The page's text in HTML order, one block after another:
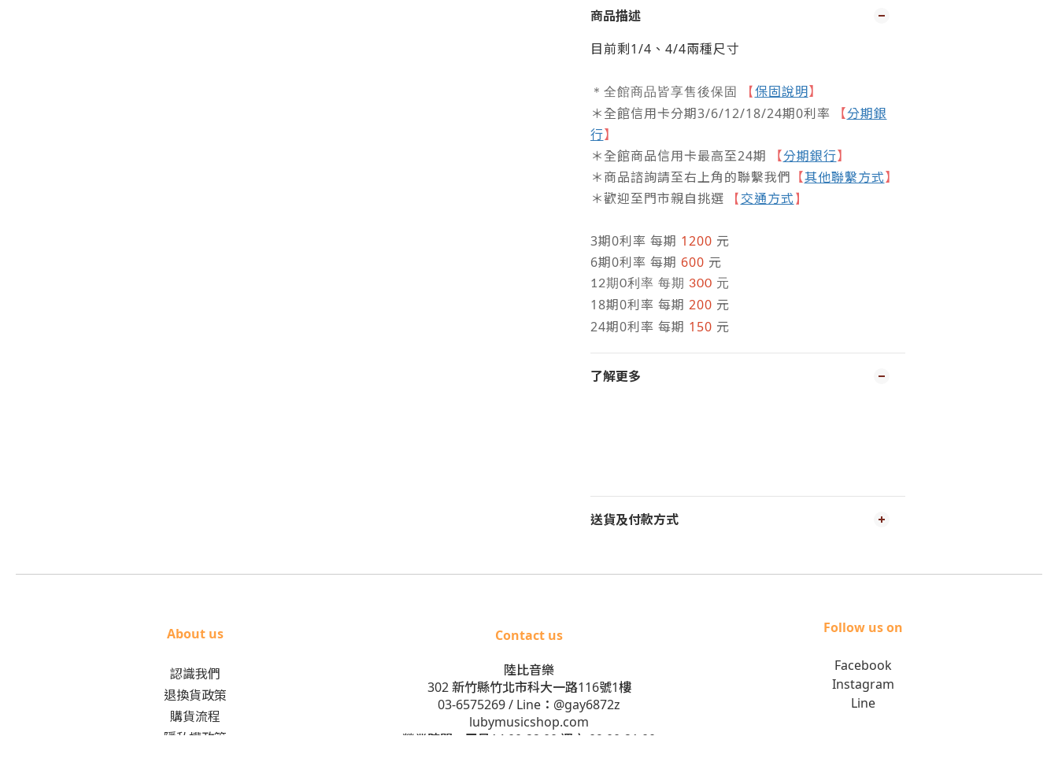
商品描述
目前剩1/4、4/4兩種尺寸
＊全館商品皆享售後保固 【 保固說明】
＊全館信用卡分期3/6/12/18/24期0利率
【分期銀
行】
＊全館商品信用卡最高至24期
【分期銀行】
＊商品諮詢請至右上角的聯繫我們 【其他聯繫方式】
＊歡迎至門市親自挑選
【 交通方式 】
3期0利率 每期 1200 元
6期0利率 每期 600 元
12期0利率 每期 300 元
18期0利率 每期 200 元
24期0利率 每期 150 元
了解更多
送貨及付款方式
About us
認識我們
退換貨政策
購貨流程
隱私權政策
Contact us
陸比音樂
302 新竹縣竹北市科大一路116號1樓
03-6575269/ Line： @gay6872z
lubymusicshop.com
營業時間：平日14:00-22:00 週六 09:00-21:00
Follow us on
Facebook
Instagram
Line